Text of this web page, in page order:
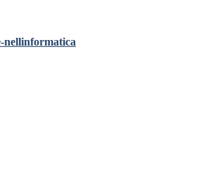
nellinformatica